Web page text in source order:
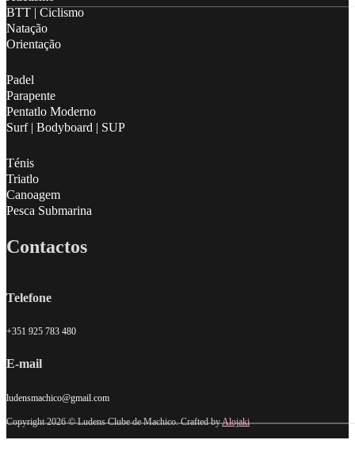
BTT | Ciclismo
Natação
Orientação
Padel
Parapente
Pentatlo Moderno
Surf | Bodyboard | SUP
Ténis
Triatlo
Canoagem
Pesca Submarina
Contactos
Telefone
+351 925 783 480
E-mail
ludensmachico@gmail.com
Copyright 2026 © Ludens Clube de Machico. Crafted byAlojaki